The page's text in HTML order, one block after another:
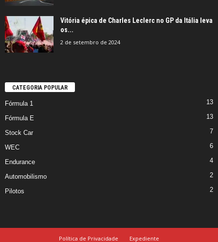
Vitória épica de Charles Leclerc no GP da Itália leva
os...
2 de setembro de 2024
CATEGORIA POPULAR
Fórmula 1 13
Fórmula E 13
Stock Car 7
WEC 6
Endurance 4
Automobilismo 2
Pilotos 2
Política de Privacidade Expediente